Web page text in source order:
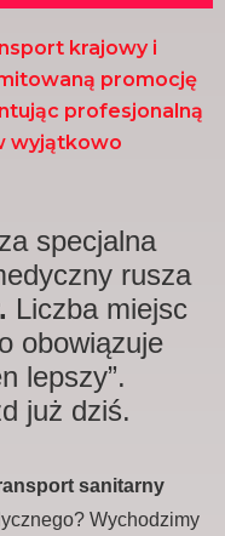
krajowy i
promocję
profesjonalną
wyjątkowo
specjalna
rusza
Liczba miejsc
obowiązuje
lepszy”.
już dziś.
sanitarny
Wychodzimy